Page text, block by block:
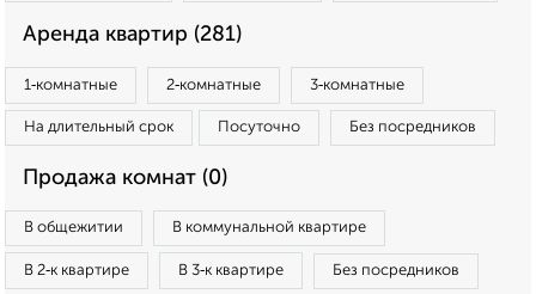
Аренда квартир (281)
1‑комнатные 2‑комнатные 3‑комнатные
На длительный срок Посуточно Без посредников
Продажа комнат (0)
В общежитии В коммунальной квартире
В 2‑к квартире В 3‑к квартире Без посредников